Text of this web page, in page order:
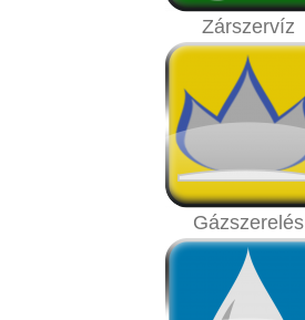
Zárszervíz
Gázszerelés